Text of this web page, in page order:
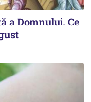
a Domnului. Ce